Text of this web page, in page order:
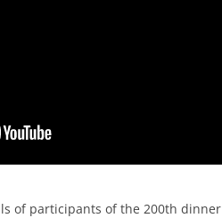
of participants of the 200th dinner